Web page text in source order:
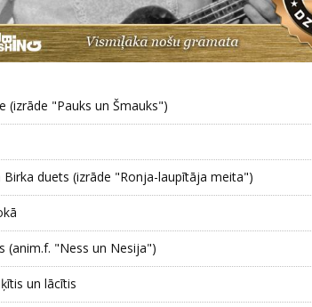
(izrāde "Pauks un Šmauks")
Birka duets (izrāde "Ronja-laupītāja meita")
(anim.f. "Ness un Nesija")
un lācītis